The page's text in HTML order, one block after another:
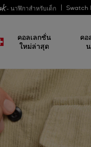
- นาฬิกาสำหรับเด็ก Swatch
คอลเลกชั่น
ใหม่ล่าสุด
คอ